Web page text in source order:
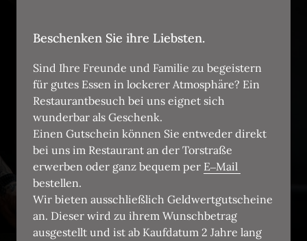
Beschenken Sie ihre Liebsten.
Sind Ihre Freunde und Familie zu begeistern
für gutes Essen in lockerer Atmosphäre? Ein
Restaurantbesuch bei uns eignet sich
wunderbar als Geschenk.
Einen Gutschein können Sie entweder direkt
bei uns im Restaurant an der Torstraße
erwerben oder ganz bequem per E‒
bestellen.
Wir bieten ausschließlich Geldwertgutscheine
an. Dieser wird zu ihrem Wunschbetrag
ausgestellt und ist ab Kaufdatum 2 Jahre lang